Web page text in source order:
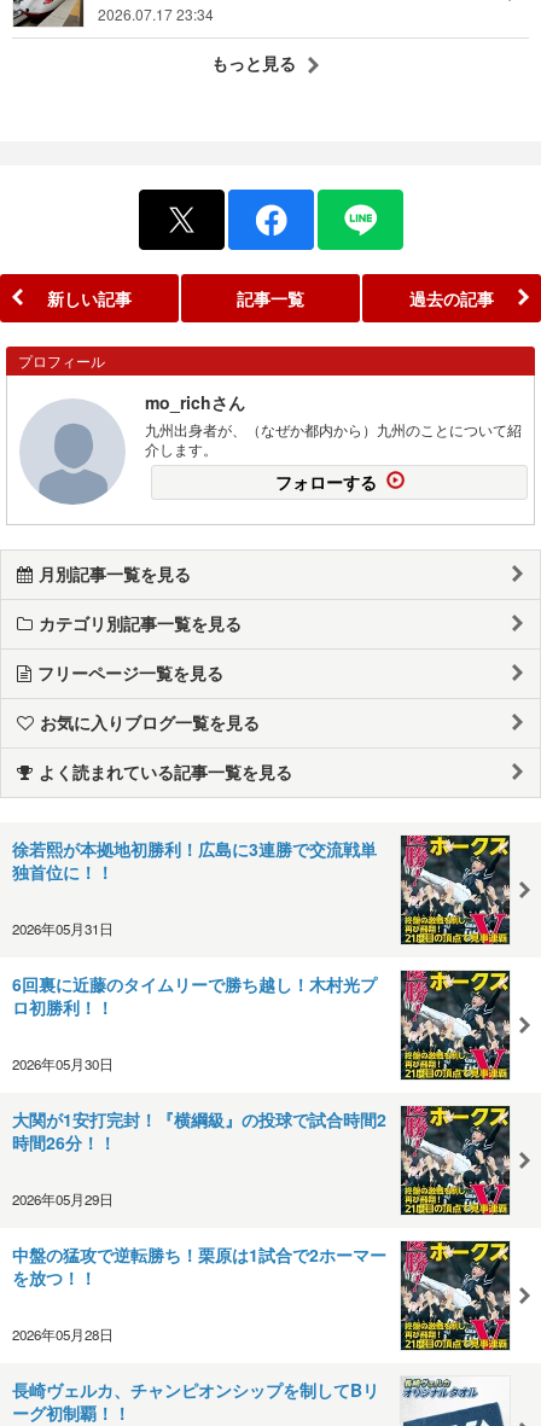
2026.07.17 23:34
もっと見る
新しい記事 記事一覧 過去の記事
プロフィール
mo_richさん
九州出身者が、（なぜか都内から）九州のことについて紹
介します。
フォローする
月別記事一覧を見る
カテゴリ別記事一覧を見る
フリーページ一覧を見る
お気に入りブログ一覧を見る
よく読まれている記事一覧を見る
徐若熙が本拠地初勝利！広島に3連勝で交流戦単
独首位に！！
2026年05月31日
6回裏に近藤のタイムリーで勝ち越し！木村光プ
ロ初勝利！！
2026年05月30日
大関が1安打完封！『横綱級』の投球で試合時間2
時間26分！！
2026年05月29日
中盤の猛攻で逆転勝ち！栗原は1試合で2ホーマー
を放つ！！
2026年05月28日
長崎ヴェルカ、チャンピオンシップを制してBリ
ーグ初制覇！！